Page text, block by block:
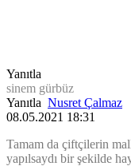
Yanıtla
sinem gürbüz
Yanıtla Nusret Çalmaz
08.05.2021 18:31
Tamam da çiftçilerin
yapılsaydı bir şekilde